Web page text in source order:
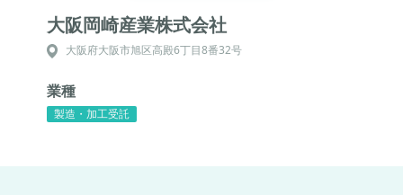
大阪岡崎産業株式会社
大阪府大阪市旭区高殿6丁目8番32号
業種
製造・加工受託